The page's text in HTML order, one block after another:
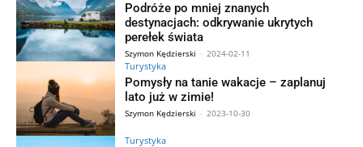
Podróże po mniej znanych
destynacjach: odkrywanie ukrytych
perełek świata
Szymon Kędzierski - 2024-02-11
Turystyka
Pomysły na tanie wakacje – zaplanuj
lato już w zimie!
Szymon Kędzierski - 2023-10-30
Turystyka